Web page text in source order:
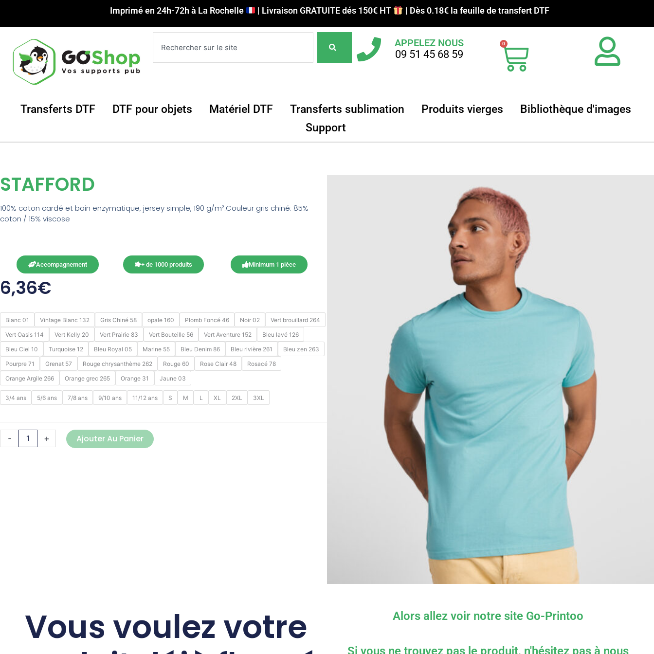
contenu
Imprimé en 24h-72h à La Rochelle | Livraison GRATUITE dés 150€ HT | Dès 0.18€ la feuille de transfert DTF
APPELEZ NOUS
09 51 45 68 59
0
Panier
Transferts DTF Ouvrir Transferts DTF
DTF pour objets Ouvrir DTF pour objets
Matériel DTF Ouvrir Matériel DTF
Transferts sublimation Ouvrir Transferts sublimation
Produits vierges Ouvrir Produits vierges
Bibliothèque d'images
Support
STAFFORD
100% coton cardé et bain enzymatique, jersey simple, 190 g/m².Couleur gris chiné: 85%
coton / 15% viscose
Accompagnement + de 1000 produits Minimum 1 pièce
6,36€
Blanc 01 Vintage Blanc 132 Gris Chiné 58 opale 160 Plomb Foncé 46 Noir 02
Vert brouillard 264
Vert Oasis 114
Vert Kelly 20 Vert Prairie 83 Vert Bouteille 56 Vert Aventure 152
Bleu lavé 126
Bleu Ciel 10
Turquoise 12 Bleu Royal 05 Marine 55 Bleu Denim 86 Bleu rivière 261
Bleu zen 263
Pourpre 71
Grenat 57 Rouge chrysanthème 262 Rouge 60 Rose Clair 48
Rosacé 78
Orange Argile 266
Orange grec 265 Orange 31 Jaune 03
3/4 ans 5/6 ans 7/8 ans 9/10 ans 11/12 ans S M L XL 2XL 3XL
-
quantité
de
STAFFORD
+ Ajouter Au Panier
Vous voulez votre
Alors allez voir notre site Go-Printoo
Si vous ne trouvez pas le produit, n'hésitez pas à nous